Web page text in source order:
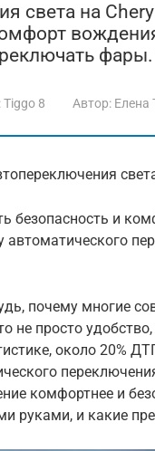
света на
фары.
Tiggo 8 Автор: Елена
безопасность и
автоматического
почему многие
не просто
около 20%
комфортнее и
руками, и какие